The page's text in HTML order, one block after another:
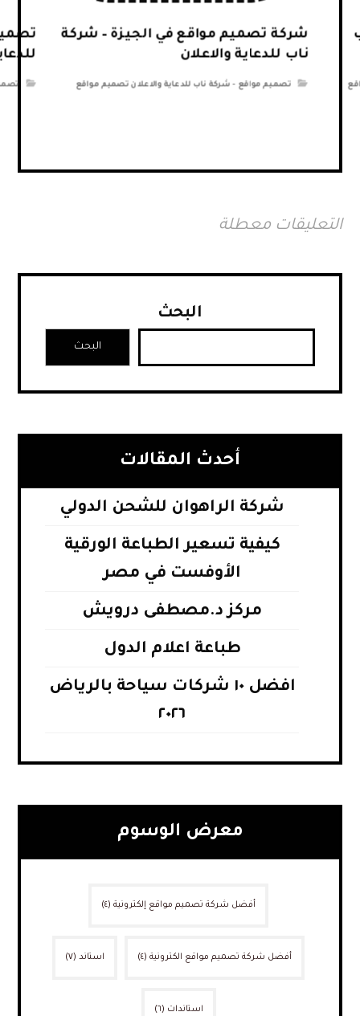
شركة تصميم مواقع في الجيزة – شركة
ناب للدعاية والاعلان
تصميم مواقع - شركة ناب للدعاية والاعلان تصميم مواقع
التعليقات معطلة
البحث
البحث
أحدث المقالات
شركة الراهوان للشحن الدولي
كيفية تسعير الطباعة الورقية
الأوفست في مصر
مركز د.مصطفى درويش
طباعة اعلام الدول
افضل ١٠ شركات سياحة بالرياض
٢٠٢٦
معرض الوسوم
أفضل شركة تصميم مواقع إلكترونية (٤)
أفضل شركة تصميم مواقع الكترونية (٤) استاند (٧)
استاندات (٦)